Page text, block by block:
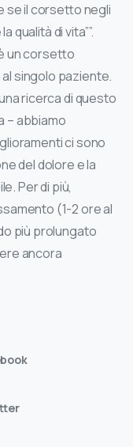
se il corsetto negli
qualità di vita””.
un corsetto
singolo paziente.
ricerca di questo
– abbiamo
ci sono
del dolore e la
Per di più,
(1-2 ore al
più prolungato
ancora